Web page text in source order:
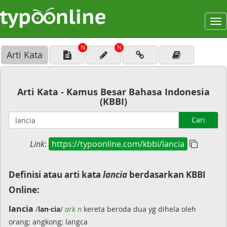
Arti Kata
N N
Arti Kata - Kamus Besar Bahasa Indonesia
(KBBI)
Cari
Link: https://typoonline.com/kbbi/lancia
Definisi atau arti kata lancia berdasarkan KBBI
Online:
lancia /lan·cia/ ark n kereta beroda dua yg dihela oleh
orang; angkong; langca